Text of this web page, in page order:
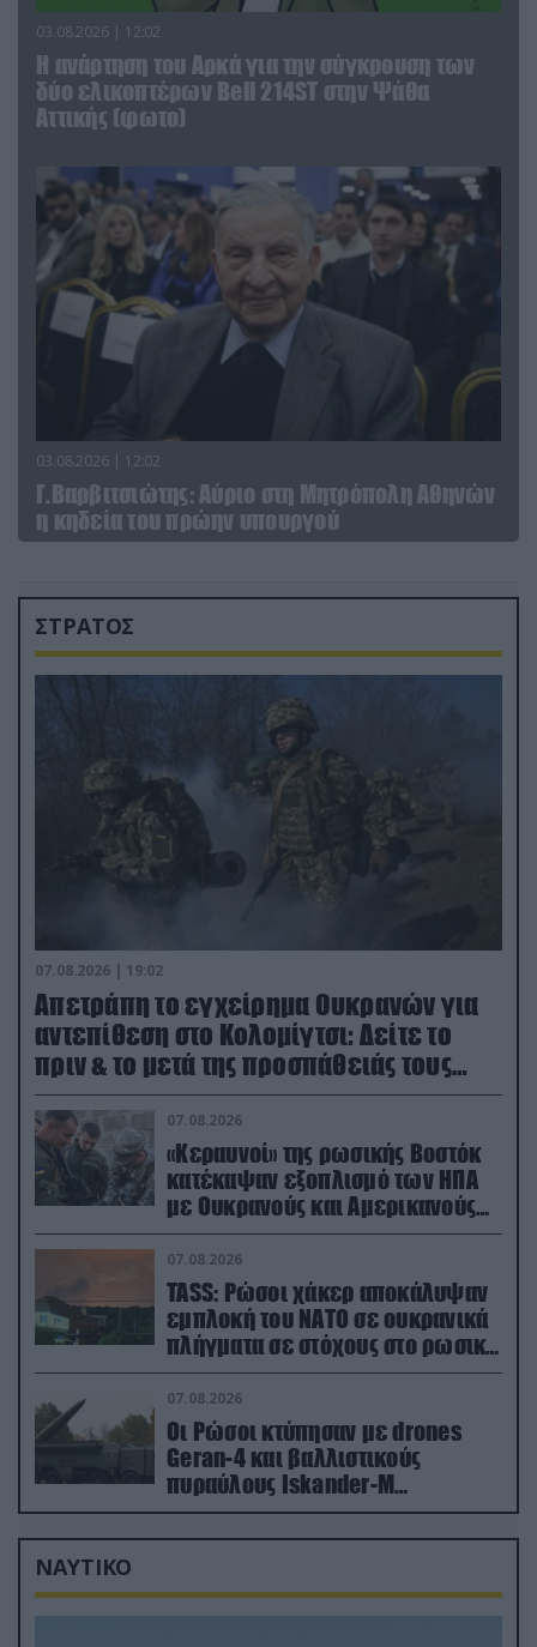
03.08.2026 | 12:02
Η ανάρτηση του Αρκά για την σύγκρουση των
δύο ελικοπτέρων Bell 214ST στην Ψάθα
Αττικής (φωτο)
03.08.2026 | 12:02
Γ.Βαρβιτσιώτης: Aύριο στη Μητρόπολη Αθηνών
η κηδεία του πρώην υπουργού
ΣΤΡΑΤΟΣ
07.08.2026 | 19:02
Απετράπη το εγχείρημα Ουκρανών για
αντεπίθεση στο Κολομίγτσι: Δείτε το
πριν & το μετά της προσπάθειάς τους
(βίντεο)
07.08.2026
«Κεραυνοί» της ρωσικής Βοστόκ
κατέκαψαν εξοπλισμό των ΗΠΑ
με Ουκρανούς και Αμερικανούς
μισθοφόρους – Δείτε βίντεο
07.08.2026
TASS: Ρώσοι χάκερ αποκάλυψαν
εμπλοκή του ΝΑΤΟ σε ουκρανικά
πλήγματα σε στόχους στο ρωσικό
έδαφος!
07.08.2026
Οι Ρώσοι κτύπησαν με drones
Geran-4 και βαλλιστικούς
πυραύλους Iskander-M
ουκρανικό τρένο με στρατιωτικό
εξοπλισμό
ΝΑΥΤΙΚΟ